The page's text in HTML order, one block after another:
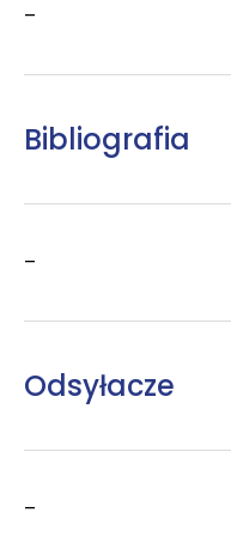
–
Bibliografia
–
Odsyłacze
–